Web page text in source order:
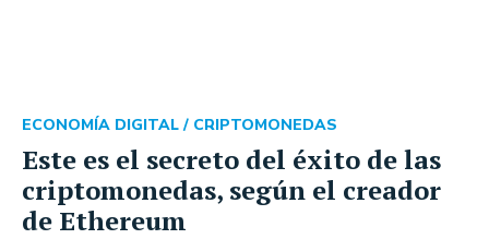
Este es el secreto del éxito de las
criptomonedas, según el creador
de Ethereum
ECONOMÍA DIGITAL / CRIPTOMONEDAS